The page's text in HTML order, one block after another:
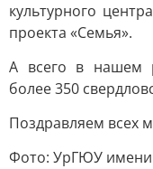
культурного
проекта «Семья».
А всего в нашем
более 350
Поздравляем всех
Фото: УрГЮУ имени